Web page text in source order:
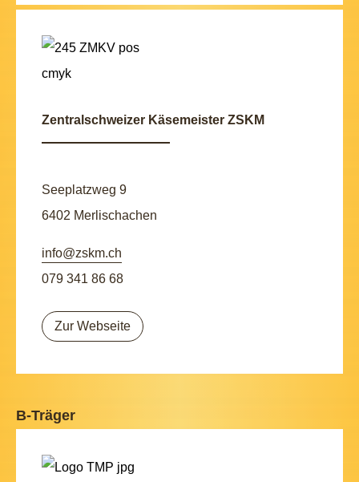
Zentralschweizer Käsemeister ZSKM
Seeplatzweg 9
6402 Merlischachen
info@zskm.ch
079 341 86 68
Zur Webseite
B-Träger